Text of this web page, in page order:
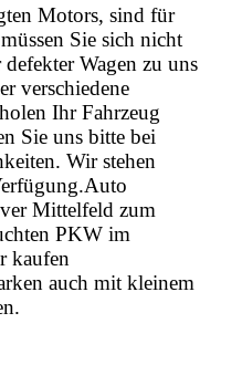
Motors, sind für
Sie sich nicht
Wagen zu uns
verschiedene
Ihr Fahrzeug
Sie uns bitte bei
Wir stehen
Mittelfeld zum
PKW im
kaufen
auch mit kleinem